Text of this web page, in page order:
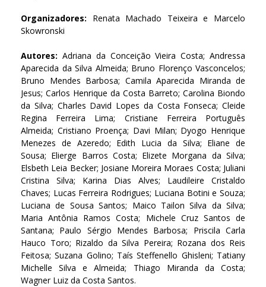
Organizadores: Renata Machado Teixeira e Marcelo
Skowronski
Autores: Adriana da Conceição Vieira Costa; Andressa
Aparecida da Silva Almeida; Bruno Florenço Vasconcelos;
Bruno Mendes Barbosa; Camila Aparecida Miranda de
Jesus; Carlos Henrique da Costa Barreto; Carolina Biondo
da Silva; Charles David Lopes da Costa Fonseca; Cleide
Regina Ferreira Lima; Cristiane Ferreira Português
Almeida; Cristiano Proença; Davi Milan; Dyogo Henrique
Menezes de Azeredo; Edith Lucia da Silva; Eliane de
Sousa; Elierge Barros Costa; Elizete Morgana da Silva;
Elsbeth Leia Becker; Josiane Moreira Moraes Costa; Juliani
Cristina Silva; Karina Dias Alves; Laudileire Cristaldo
Chaves; Lucas Ferreira Rodrigues; Luciana Botini e Souza;
Luciana de Sousa Santos; Maico Tailon Silva da Silva;
Maria Antônia Ramos Costa; Michele Cruz Santos de
Santana; Paulo Sérgio Mendes Barbosa; Priscila Carla
Hauco Toro; Rizaldo da Silva Pereira; Rozana dos Reis
Feitosa; Suzana Golino; Taís Steffenello Ghisleni; Tatiany
Michelle Silva e Almeida; Thiago Miranda da Costa;
Wagner Luiz da Costa Santos.